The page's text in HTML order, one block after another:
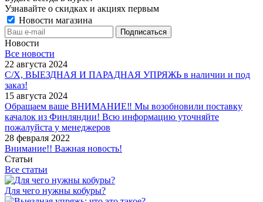
Узнавайте о скидках и акциях первым
Новости магазина
Новости
Все новости
22 августа 2024
С/Х, ВЫЕЗДНАЯ И ПАРАДНАЯ УПРЯЖЬ в наличии и под
заказ!
15 августа 2024
Обращаем ваше ВНИМАНИЕ‼ Мы возобновили поставку
качалок из Финляндии! Всю информацию уточняйте
пожалуйста у менеджеров
28 февраля 2022
Внимание!! Важная новость!
Статьи
Все статьи
Для чего нужны кобуры?